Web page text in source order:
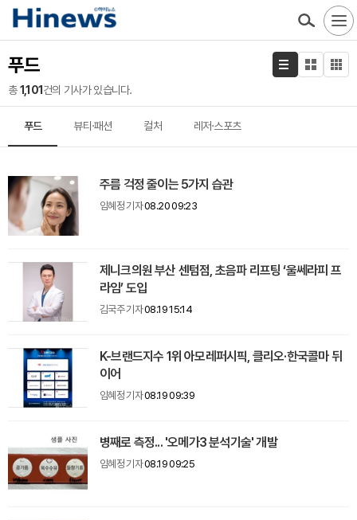
푸드
총1,101 건의 기사가 있습니다.
푸드 뷰티·패션 컬처 레저·스포츠
주름 걱정 줄이는 5가지 습관
임혜정 기자08.20 09:23
제니크의원 부산 센텀점, 초음파 리프팅 ‘울쎄라피 프
라임’ 도입
김국주 기자08.19 15:14
K-브랜드지수 1위 아모레퍼시픽, 클리오·한국콜마 뒤
이어
임혜정 기자08.19 09:39
병째로 측정... '오메가3 분석기술' 개발
임혜정 기자08.19 09:25